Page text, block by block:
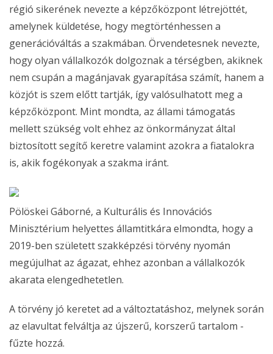
régió sikerének nevezte a képzőközpont létrejöttét,
amelynek küldetése, hogy megtörténhessen a
generációváltás a szakmában. Örvendetesnek nevezte,
hogy olyan vállalkozók dolgoznak a térségben, akiknek
nem csupán a magánjavak gyarapítása számít, hanem a
közjót is szem előtt tartják, így valósulhatott meg a
képzőközpont. Mint mondta, az állami támogatás
mellett szükség volt ehhez az önkormányzat által
biztosított segítő keretre valamint azokra a fiatalokra
is, akik fogékonyak a szakma iránt.
Pölöskei Gáborné, a Kulturális és Innovációs
Minisztérium helyettes államtitkára elmondta, hogy a
2019-ben született szakképzési törvény nyomán
megújulhat az ágazat, ehhez azonban a vállalkozók
akarata elengedhetetlen.
A törvény jó keretet ad a változtatáshoz, melynek során
az elavultat felváltja az újszerű, korszerű tartalom -
fűzte hozzá.